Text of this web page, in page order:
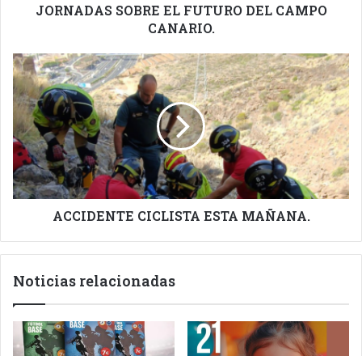
JORNADAS SOBRE EL FUTURO DEL CAMPO
CANARIO.
ACCIDENTE
CICLISTA
ESTA
MAÑANA.
ACCIDENTE CICLISTA ESTA MAÑANA.
Noticias relacionadas